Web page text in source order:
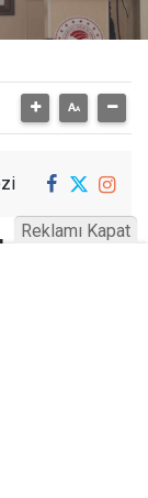
hastalıklara
Reklamı Kapat